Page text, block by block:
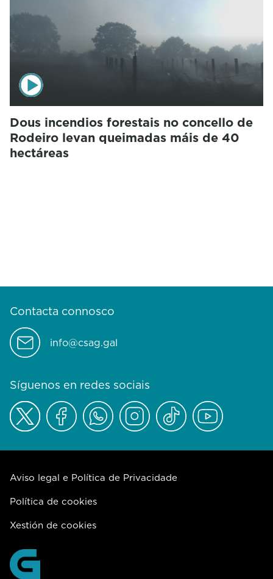
Dous incendios forestais no concello de
Rodeiro levan queimadas máis de 40
hectáreas
Contacta connosco
info@csag.gal
Síguenos en redes sociais
Aviso legal e Política de Privacidade
Política de cookies
Xestión de cookies